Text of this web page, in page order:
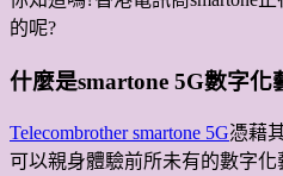
的呢?
什麼是smartone 5G數字化
Telecombrother smartone 5G憑藉
可以親身體驗前所未有的數字化